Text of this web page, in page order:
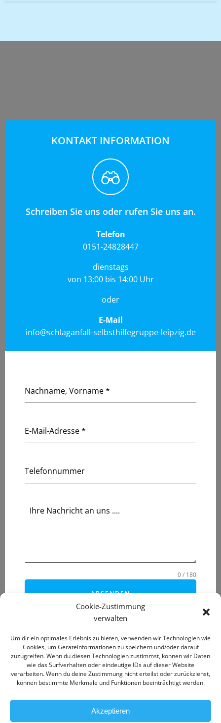
Cookie-Zustimmung
verwalten
Um dir ein optimales Erlebnis zu bieten, verwenden wir Technologien wie
Cookies, um Geräteinformationen zu speichern und/oder darauf
zuzugreifen. Wenn du diesen Technologien zustimmst, können wir Daten
wie das Surfverhalten oder eindeutige IDs auf dieser Website
verarbeiten. Wenn du deine Zustimmung nicht erteilst oder zurückziehst,
können bestimmte Merkmale und Funktionen beeinträchtigt werden.
Akzeptieren
KONTAKT INFORMATION
Schreiben Sie uns oder rufen Sie uns an.
Telefon
0151-24828447
dienstags
von 13:00 bis 14:00 Uhr
oder
E-Mail
info@schlaganfall-selbsthilfegruppe-leipzig.de
Nachname, Vorname*
E-Mail-Adresse*
Telefonnummer
Ihre Nachricht an uns ....
0 / 180
ABSENDEN